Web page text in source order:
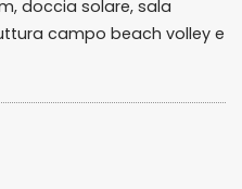
doccia solare, sala
campo beach volley e